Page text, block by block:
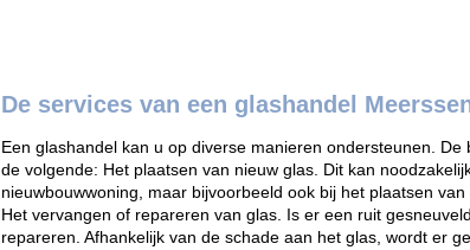
De services van een glashandel
Een glashandel kan u op diverse manieren ondersteunen.
de volgende: Het plaatsen van nieuw glas. Dit kan
nieuwbouwwoning, maar bijvoorbeeld ook bij het plaatsen
Het vervangen of repareren van glas. Is er een ruit
repareren. Afhankelijk van de schade aan het glas, wordt er